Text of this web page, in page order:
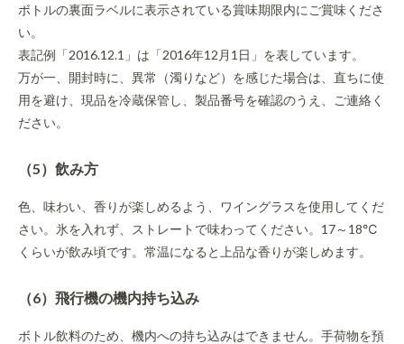
ボトルの裏面ラベルに表示されている賞味期限内にご賞味くださ
い。
表記例「2016.12.1」は「2016年12月1日」を表しています。
万が一、開封時に、異常（濁りなど）を感じた場合は、直ちに使
用を避け、現品を冷蔵保管し、製品番号を確認のうえ、ご連絡く
ださい。
（5）飲み方
色、味わい、香りが楽しめるよう、ワイングラスを使用してくだ
さい。氷を入れず、ストレートで味わってください。17～18℃
くらいが飲み頃です。常温になると上品な香りが楽しめます。
（6）飛行機の機内持ち込み
ボトル飲料のため、機内への持ち込みはできません。手荷物を預